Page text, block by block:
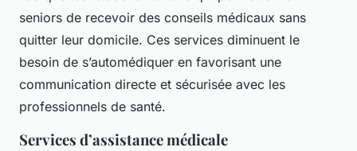
seniors de recevoir des conseils médicaux sans
quitter leur domicile. Ces services diminuent le
besoin de s’automédiquer en favorisant une
communication directe et sécurisée avec les
professionnels de santé.
Services d’assistance médicale